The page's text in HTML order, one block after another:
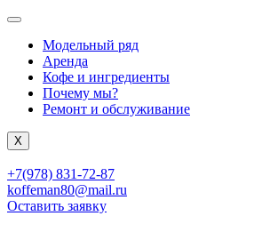
Модельный ряд
Аренда
Кофе и ингредиенты
Почему мы?
Ремонт и обслуживание
X
+7(978) 831-72-87
koffeman80@mail.ru
Оставить заявку